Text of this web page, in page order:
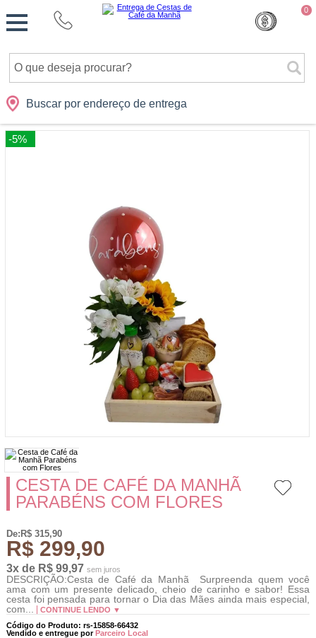
0
Buscar por endereço de entrega
Cidades Presentes Datas Shopping
Monte
sua
-5%
CESTA DE CAFÉ DA MANHÃ
PARABÉNS COM FLORES
De:R$ 315,90
R$ 299,90
3x de R$ 99,97 sem juros
DESCRIÇÃO:Cesta de Café da Manhã Surpreenda quem você
ama com um presente delicado, cheio de carinho e sabor! Essa
cesta foi pensada para tornar o Dia das Mães ainda mais especial,
com...
CONTINUE LENDO ▼
Código do Produto: rs-15858-66432
Vendido e entregue porParceiro Local